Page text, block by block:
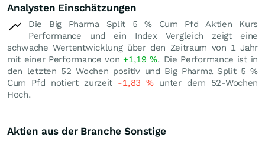
Analysten Einschätzungen
Die Big Pharma Split 5 % Cum Pfd Aktien Kurs
Performance und ein Index Vergleich zeigt eine
schwache Wertentwicklung über den Zeitraum von 1 Jahr
mit einer Performance von +1,19%. Die Performance ist in
den letzten 52 Wochen positiv und Big Pharma Split 5 %
Cum Pfd notiert zurzeit -1,83% unter dem 52-Wochen
Hoch.
Aktien aus der Branche Sonstige